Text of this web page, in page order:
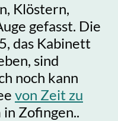
Klöstern,
gefasst. Die
das Kabinett
sind
noch kann
von Zeit zu
in Zofingen..